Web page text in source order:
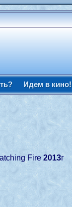
Идем в кино!
Fire2013г